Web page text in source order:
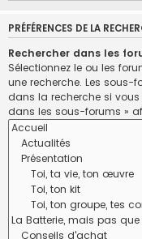
PRÉFÉRENCES DE LA
Rechercher dans les
Sélectionnez le ou les
une recherche. Les
dans la recherche si vous
dans les sous-forums »